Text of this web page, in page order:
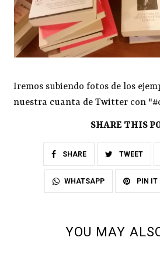
Iremos subiendo fotos de los
nuestra cuanta de Twitter con
SHARE THIS
SHARE TWEET
WHATSAPP PIN IT
YOU MAY